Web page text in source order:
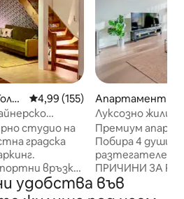
Средна оценка: 4,99 от 5,
4,99 (155)
градина
студио на
градска
връзки
от
Апартамент –
он
Луксозно
Климатик и
Премиум
Побира 4 души:
разтегателен диван. ✨
ПРИЧИНИ ЗА
Климатик –
контрол през
удобства във